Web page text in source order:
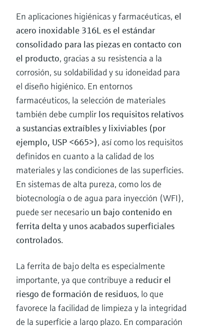
En aplicaciones higiénicas y farmacéuticas, el
acero inoxidable 316L es el estándar
consolidado para las piezas en contacto con
el producto, gracias a su resistencia a la
corrosión, su soldabilidad y su idoneidad para
el diseño higiénico. En entornos
farmacéuticos, la selección de materiales
también debe cumplir los requisitos relativos
a sustancias extraíbles y lixiviables (por
ejemplo, USP <665>), así como los requisitos
definidos en cuanto a la calidad de los
materiales y las condiciones de las superficies.
En sistemas de alta pureza, como los de
biotecnología o de agua para inyección (WFI),
puede ser necesario un bajo contenido en
ferrita delta y unos acabados superficiales
controlados.
La ferrita de bajo delta es especialmente
importante, ya que contribuye a reducir el
riesgo de formación de residuos, lo que
favorece la facilidad de limpieza y la integridad
de la superficie a largo plazo. En comparación